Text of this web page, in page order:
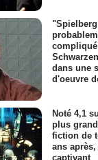
dans une
d'oeuvre
Noté 4,1
plus
fiction de
ans
captivant